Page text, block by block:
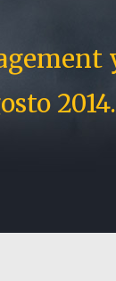
2014.